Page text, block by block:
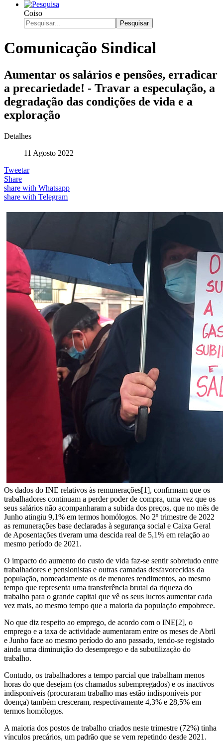
Coiso
Pesquisar
Comunicação Sindical
Aumentar os salários e pensões, erradicar
a precariedade! - Travar a especulação, a
degradação das condições de vida e a
exploração
Detalhes
11 Agosto 2022
Tweetar
Share
share with Whatsapp
share with Telegram
Os dados do INE relativos às remunerações[1], confirmam que os
trabalhadores continuam a perder poder de compra, uma vez que os
seus salários não acompanharam a subida dos preços, que no mês de
Junho atingiu 9,1% em termos homólogos. No 2º trimestre de 2022
as remunerações base declaradas à segurança social e Caixa Geral
de Aposentações tiveram uma descida real de 5,1% em relação ao
mesmo período de 2021.
O impacto do aumento do custo de vida faz-se sentir sobretudo entre
trabalhadores e pensionistas e outras camadas desfavorecidas da
população, nomeadamente os de menores rendimentos, ao mesmo
tempo que representa uma transferência brutal da riqueza do
trabalho para o grande capital que vê os seus lucros aumentar cada
vez mais, ao mesmo tempo que a maioria da população empobrece.
No que diz respeito ao emprego, de acordo com o INE[2], o
emprego e a taxa de actividade aumentaram entre os meses de Abril
e Junho face ao mesmo período do ano passado, tendo-se registado
ainda uma diminuição do desemprego e da subutilização do
trabalho.
Contudo, os trabalhadores a tempo parcial que trabalham menos
horas do que desejam (os chamados subempregados) e os inactivos
indisponíveis (procuraram trabalho mas estão indisponíveis por
doença) também cresceram, respectivamente 4,3% e 28,5% em
termos homólogos.
A maioria dos postos de trabalho criados neste trimestre (72%) tinha
vínculos precários, um padrão que se vem repetindo desde 2021.